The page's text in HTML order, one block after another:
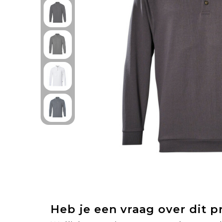
Heb je een vraag over dit